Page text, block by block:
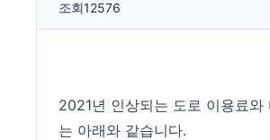
조회12576
2021년 인상되는 도로 이용료와
는 아래와 같습니다.